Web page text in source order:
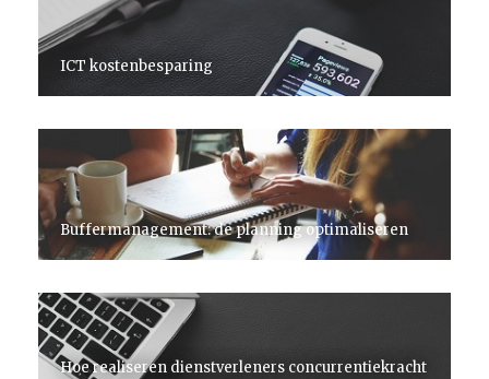
ICT kostenbesparing
Buffermanagement: de planning optimaliseren
Hoe realiseren dienstverleners concurrentiekracht